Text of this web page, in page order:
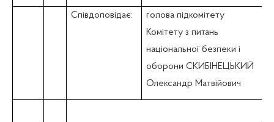
Співдоповідає:
голова підкомітету
Комітету з питань
національної безпеки і
оборони СКИБІНЕЦЬКИЙ
Олександр Матвійович